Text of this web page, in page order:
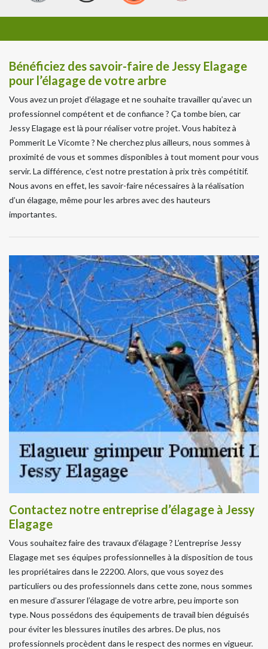
Bénéficiez des savoir-faire de Jessy Elagage
pour l’élagage de votre arbre
Vous avez un projet d’élagage et ne souhaite travailler qu’avec un
professionnel compétent et de confiance ? Ça tombe bien, car
Jessy Elagage est là pour réaliser votre projet. Vous habitez à
Pommerit Le Vicomte ? Ne cherchez plus ailleurs, nous sommes à
proximité de vous et sommes disponibles à tout moment pour vous
servir. La différence, c’est notre prestation à prix très compétitif.
Nous avons en effet, les savoir-faire nécessaires à la réalisation
d’un élagage, même pour les arbres avec des hauteurs
importantes.
Contactez notre entreprise d’élagage à Jessy
Elagage
Vous souhaitez faire des travaux d’élagage ? L’entreprise Jessy
Elagage met ses équipes professionnelles à la disposition de tous
les propriétaires dans le 22200. Alors, que vous soyez des
particuliers ou des professionnels dans cette zone, nous sommes
en mesure d’assurer l’élagage de votre arbre, peu importe son
type. Nous possédons des équipements de travail bien déguisés
pour éviter les blessures inutiles des arbres. De plus, nos
professionnels procèdent dans le respect des normes en vigueur.